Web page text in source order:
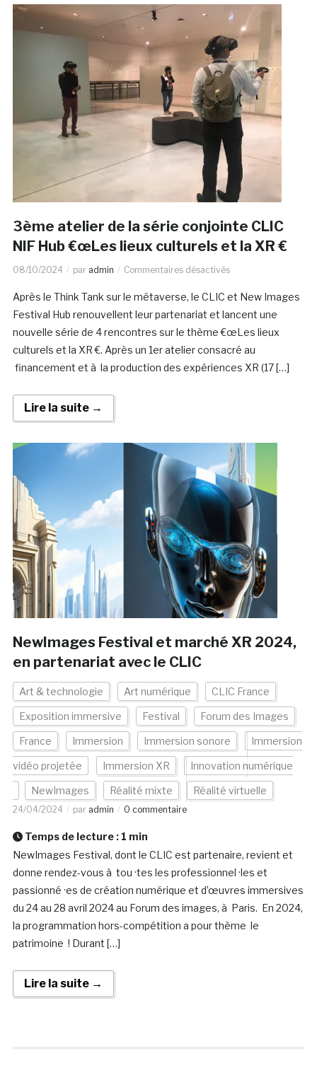
3ème atelier de la série conjointe CLIC
NIF Hub €œLes lieux culturels et la XR €
08/10/2024 par admin Commentaires désactivés
Après le Think Tank sur le métaverse, le CLIC et New Images
Festival Hub renouvellent leur partenariat et lancent une
nouvelle série de 4 rencontres sur le thème €œLes lieux
culturels et la XR €. Après un 1er atelier consacré au
financement et à la production des expériences XR (17 […]
Lire la suite →
NewImages Festival et marché XR 2024,
en partenariat avec le CLIC
Art & technologie Art numérique CLIC France
Exposition immersive Festival Forum des Images
France Immersion Immersion sonore Immersion
vidéo projetée Immersion XR Innovation numérique
NewImages Réalité mixte Réalité virtuelle
24/04/2024 par admin 0 commentaire
Temps de lecture : 1 min
NewImages Festival, dont le CLIC est partenaire, revient et
donne rendez-vous à tou ·tes les professionnel ·les et
passionné ·es de création numérique et d’œuvres immersives
du 24 au 28 avril 2024 au Forum des images, à Paris. En 2024,
la programmation hors-compétition a pour thème le
patrimoine ! Durant […]
Lire la suite →